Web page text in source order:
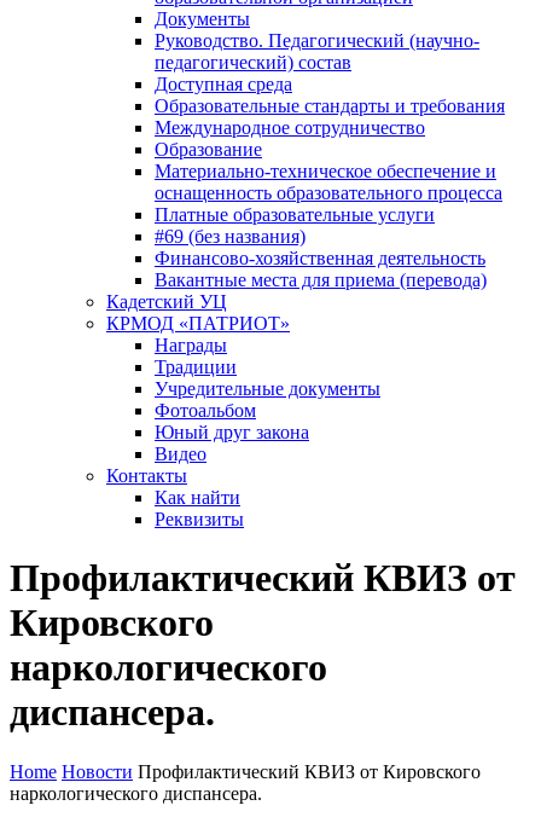
Документы
Руководство. Педагогический (научно-
педагогический) состав
Доступная среда
Образовательные стандарты и требования
Международное сотрудничество
Образование
Материально-техническое обеспечение и
оснащенность образовательного процесса
Платные образовательные услуги
#69 (без названия)
Финансово-хозяйственная деятельность
Вакантные места для приема (перевода)
Кадетский УЦ
КРМОД «ПАТРИОТ»
Награды
Традиции
Учредительные документы
Фотоальбом
Юный друг закона
Видео
Контакты
Как найти
Реквизиты
Профилактический КВИЗ от
Кировского
наркологического
диспансера.
Home Новости Профилактический КВИЗ от Кировского
наркологического диспансера.